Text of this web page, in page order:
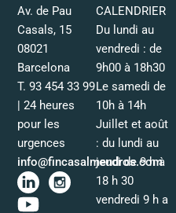
Av. de Pau
Casals, 15
08021
Barcelona
T. 93 454 33 99
| 24 heures
pour les
urgences
info@fincasalmendros.com
CALENDRIER
Du lundi au
vendredi : de
9h00 à 18h30
Le samedi de
10h à 14h
Juillet et août
: du lundi au
jeudi de 9 h à
18 h 30
vendredi 9 h a